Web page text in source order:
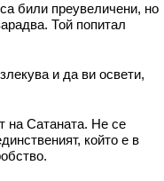
били преувеличени, но
Той попитал
и да ви освети,
на Сатаната. Не се
който е в